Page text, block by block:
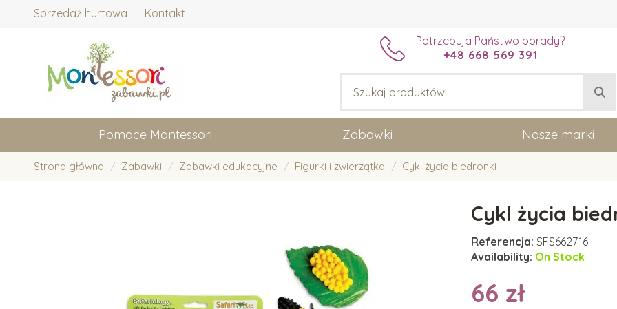
Sprzedaż hurtowa Kontakt
Potrzebuja Państwo porady?
+48 668 569 391
Pomoce Montessori Zabawki Nasze marki
Strona główna Zabawki Zabawki edukacyjne Figurki i zwierzątka Cykl życia biedronki
Cykl życia
Referencja: SFS662716
Availability: On Stock
66 zł